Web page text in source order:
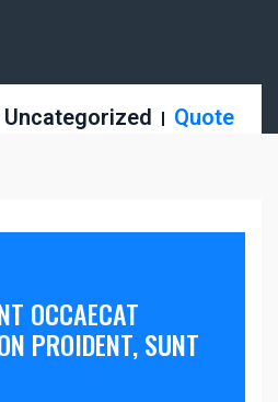
Uncategorized Quote
OCCAECAT
PROIDENT, SUNT